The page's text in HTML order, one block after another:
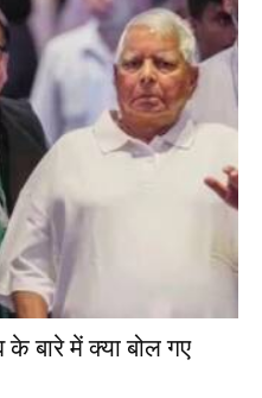
बारे में क्या बोल गए